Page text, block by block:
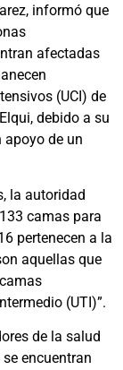
informó que
afectadas
(UCI) de
debido a su
apoyo de un
la autoridad
camas para
pertenecen a la
aquellas que
(UTI)”.
de la salud
encuentran